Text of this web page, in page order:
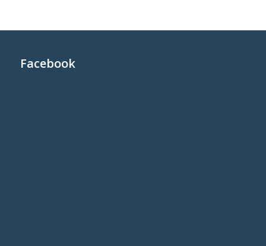
Facebook